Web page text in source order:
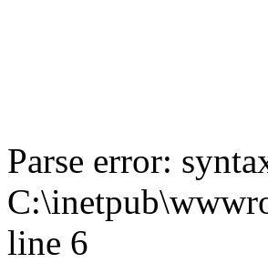
Parse error:
line 6